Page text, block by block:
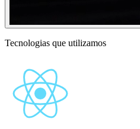
Tecnologias que utilizamos